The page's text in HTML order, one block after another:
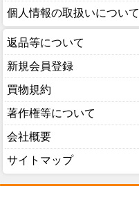
個人情報の取扱いについて
返品等について
新規会員登録
買物規約
著作権等について
会社概要
サイトマップ